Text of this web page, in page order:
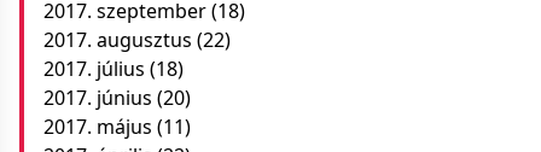
2017. szeptember(18)
2017. augusztus (22)
2017. július (18)
2017. június (20)
2017. május (11)